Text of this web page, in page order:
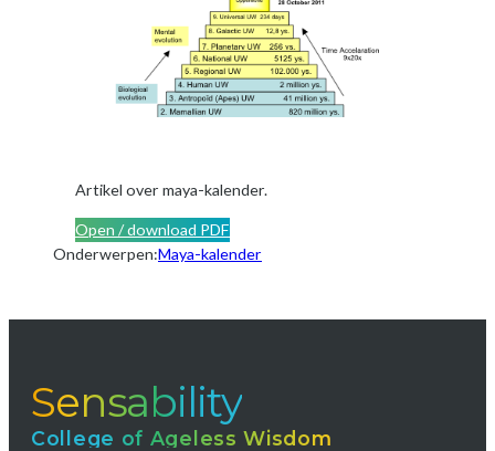
Artikel over maya-kalender.
Open / download PDF
Onderwerpen:Maya-kalender
Sensability
College of Ageless Wisdom